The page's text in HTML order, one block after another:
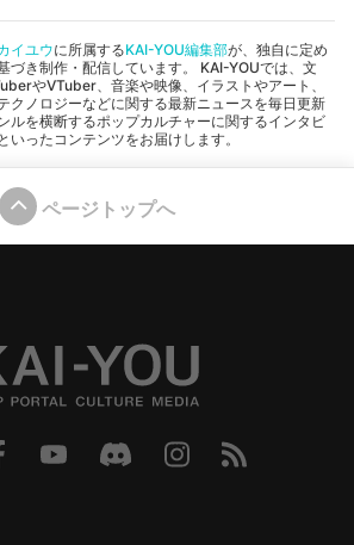
イユウに所属するKAI-YOU編集部が、独自に定め
づき制作・配信しています。 KAI-YOUでは、文
やVTuber、音楽や映像、イラストやアート、
クノロジーなどに関する最新ニュースを毎日更新
ルを横断するポップカルチャーに関するインタビ
いったコンテンツをお届けします。
ページトップへ